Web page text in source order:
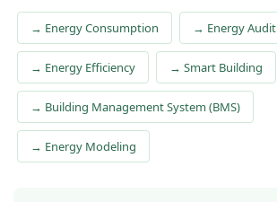
→ Energy Consumption → Energy Audit
→ Energy Efficiency → Smart Building
→ Building Management System (BMS)
→ Energy Modeling